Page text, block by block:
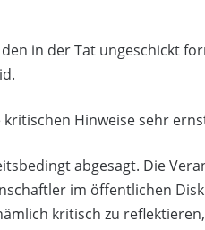
in der Tat ungeschickt
Hinweise sehr
abgesagt. Die
im öffentlichen
kritisch zu